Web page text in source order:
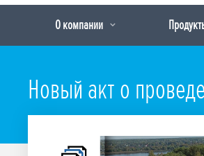
О компании
Новый акт о